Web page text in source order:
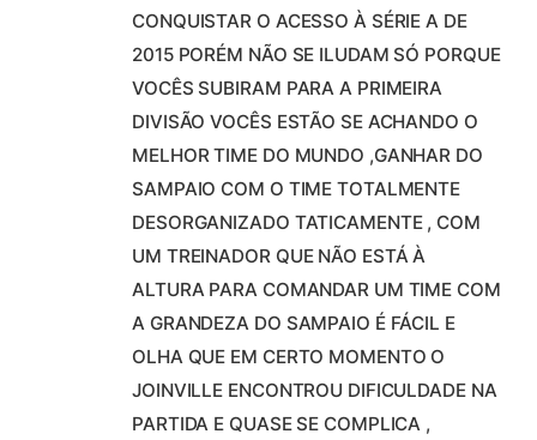
CONQUISTAR O ACESSO À SÉRIE A DE
2015 PORÉM NÃO SE ILUDAM SÓ PORQUE
VOCÊS SUBIRAM PARA A PRIMEIRA
DIVISÃO VOCÊS ESTÃO SE ACHANDO O
MELHOR TIME DO MUNDO ,GANHAR DO
SAMPAIO COM O TIME TOTALMENTE
DESORGANIZADO TATICAMENTE , COM
UM TREINADOR QUE NÃO ESTÁ À
ALTURA PARA COMANDAR UM TIME COM
A GRANDEZA DO SAMPAIO É FÁCIL E
OLHA QUE EM CERTO MOMENTO O
JOINVILLE ENCONTROU DIFICULDADE NA
PARTIDA E QUASE SE COMPLICA ,